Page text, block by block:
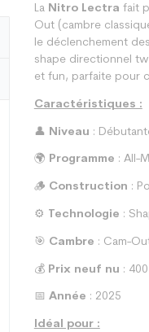
La Nitro Lectra fait
Out (cambre
le déclenchement
shape directionnel
et fun, parfaite pour
Caractéristiques :
👤 Niveau :
🌍 Programme : All-
🪵 Construction :
⚙️ Technologie :
🎯 Cambre : Cam-
💰 Prix neuf nu :
📅 Année : 2025
Idéal pour :